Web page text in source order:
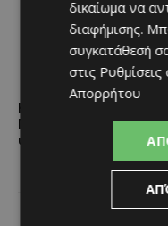
Η αγαπημένη πισίνα
Πιτσιλιάς ανοίγει
υποδεχθεί το κοινό
δικαίωμα να
διαφήμισης.
συγκατάθεσή
στις
Απορρήτου